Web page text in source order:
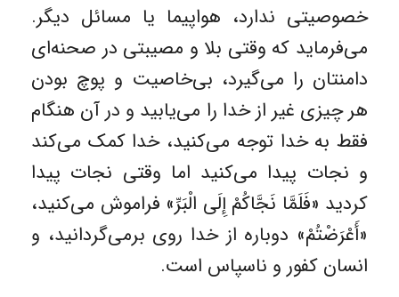
خصوصیتی ندارد، هواپیما یا مسائل دیگر.
می‌فرماید که وقتی بلا و مصیبتی در صحنه‌ای
دامنتان را می‌گیرد، بی‌خاصیت و پوچ بودن
هر چیزی غیر از خدا را می‌یابید و در آن هنگام
فقط به خدا توجه می‌کنید، خدا کمک می‌کند
و نجات پیدا می‌کنید اما وقتی نجات پیدا
کردید «فَلَمَّا نَجَّاكُمْ إِلَى الْبَرِّ» فراموش می‌کنید،
«أَعْرَضْتُمْ» دوباره از خدا روی برمی‌گردانید، و
انسان کفور و ناسپاس است.